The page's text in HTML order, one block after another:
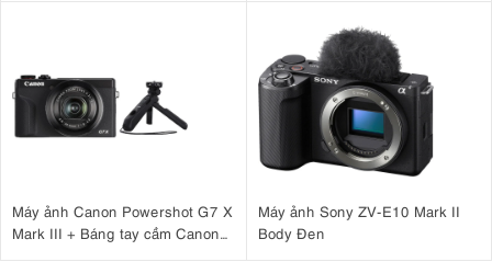
Máy ảnh Canon Powershot G7 X
Mark III + Báng tay cầm Canon
Máy ảnh Sony ZV-E10 Mark II
Body Đen